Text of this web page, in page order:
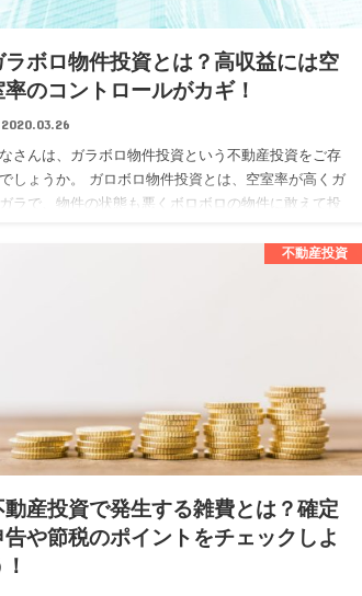
ラボロ物件投資とは？高収益には空
率のコントロールがカギ！
2020.03.26
さんは、ガラボロ物件投資という不動産投資をご存
しょうか。 ガロボロ物件投資とは、空室率が高くガ
ラで、物件の状態も悪くボロボロの物件に敢えて投
不動産投資
動産投資で発生する雑費とは？確定
告や節税のポイントをチェックしよ